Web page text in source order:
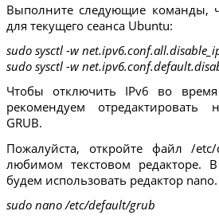
Выполните следующие команды,
для текущего сеанса Ubuntu:
sudo sysctl -w
sudo sysctl -w
Чтобы отключить IPv6 во
рекомендуем отредактировать
GRUB.
Пожалуйста, откройте файл /
любимом текстовом
будем использовать редактор nano.
sudo nano /etc/default/grub